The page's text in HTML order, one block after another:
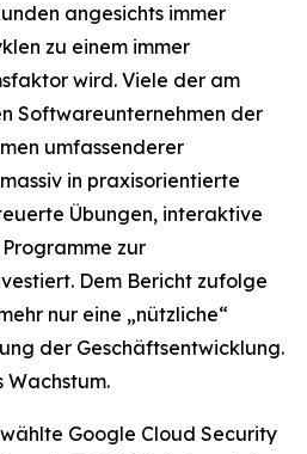
angesichts immer
zu einem immer
wird. Viele der am
Softwareunternehmen der
umfassenderer
in praxisorientierte
Übungen, interaktive
zur
Dem Bericht zufolge
nur eine „nützliche“
der Geschäftsentwicklung.
Wachstum.
Google Cloud Security